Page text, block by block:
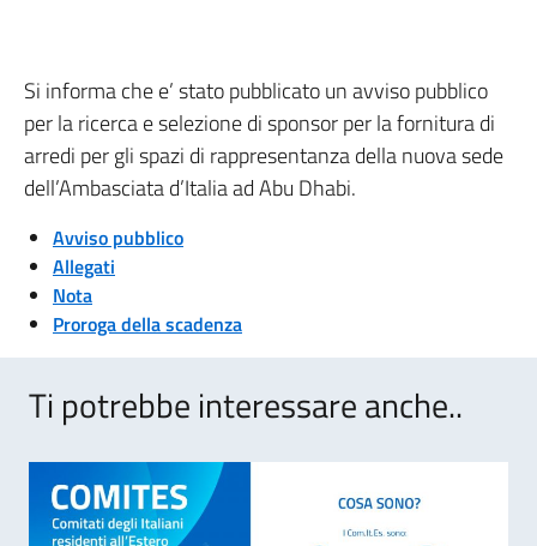
Si informa che e’ stato pubblicato un avviso pubblico
per la ricerca e selezione di sponsor per la fornitura di
arredi per gli spazi di rappresentanza della nuova sede
dell’Ambasciata d’Italia ad Abu Dhabi.
Avviso pubblico
Allegati
Nota
Prorogadella scadenza
Ti potrebbe interessare anche..